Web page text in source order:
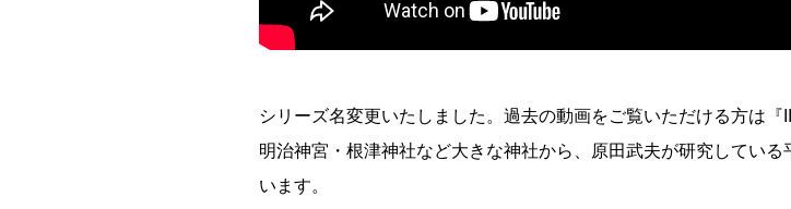
シリーズ名変更いたしました。過去の動画をご覧いただける方は『
明治神宮・根津神社など大きな神社から、原田武夫が研究してい
います。